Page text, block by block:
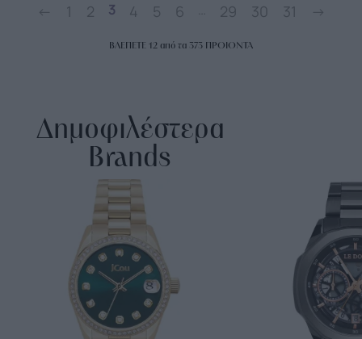
← 1 2 3 4 5 6 29 30 31 →
ΒΛΕΠΕΤΕ 12 από τα 373 ΠΡΟΙΟΝΤΑ
Δημοφιλέστερα
Brands